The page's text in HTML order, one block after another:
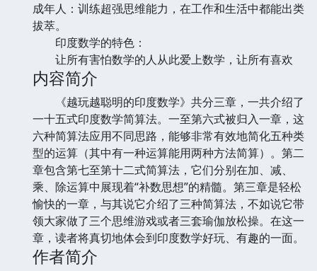
成年人：训练超强思维能力，在工作和生活中都能出类
拔萃。
印度数学的特色：
让所有害怕数学的人从此爱上数学，让所有喜欢
内容简介
《越玩越聪明的印度数学》共分三章，一共介绍了
一十五式印度数学简算法。一至第六式被归入一章，这
六种简算法应用不同思路，能够非常有效地简化五种类
型的运算（其中有一种运算能用两种方法简算）。第二
章包含第七至第十二式简算法，它们分别在加、减、
乘、除运算中展现着“补数思想”的精髓。第三章是轻松
愉快的一章，与其说它介绍了三种简算法，不如说它带
领大家做了三个思维游戏或者三套瑜伽放松操。在这一
章，读者将真切地体会到印度数学好玩、有趣的一面。
作者简介